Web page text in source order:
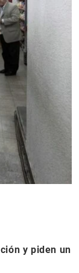
y piden un